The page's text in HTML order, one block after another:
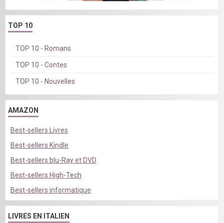
TOP 10
TOP 10 - Romans
TOP 10 - Contes
TOP 10 - Nouvelles
AMAZON
Best-sellers Livres
Best-sellers Kindle
Best-sellers blu-Ray et DVD
Best-sellers High-Tech
Best-sellers informatique
LIVRES EN ITALIEN